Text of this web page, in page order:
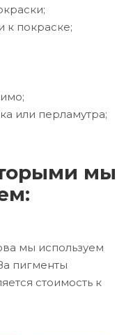
к покраске;
или перламутра;
мы
мы используем
пигменты
стоимость к